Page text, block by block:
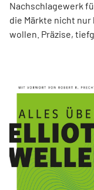
Nachschlagewerk
die Märkte nicht
wollen. Präzise,